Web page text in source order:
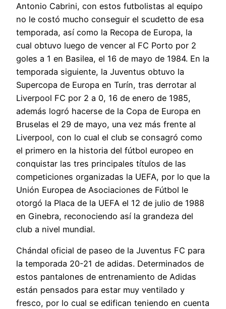
Antonio Cabrini, con estos futbolistas al equipo
no le costó mucho conseguir el scudetto de esa
temporada, así como la Recopa de Europa, la
cual obtuvo luego de vencer al FC Porto por 2
goles a 1 en Basilea, el 16 de mayo de 1984. En la
temporada siguiente, la Juventus obtuvo la
Supercopa de Europa en Turín, tras derrotar al
Liverpool FC por 2 a 0, 16 de enero de 1985,
además logró hacerse de la Copa de Europa en
Bruselas el 29 de mayo, una vez más frente al
Liverpool, con lo cual el club se consagró como
el primero en la historia del fútbol europeo en
conquistar las tres principales títulos de las
competiciones organizadas la UEFA, por lo que la
Unión Europea de Asociaciones de Fútbol le
otorgó la Placa de la UEFA el 12 de julio de 1988
en Ginebra, reconociendo así la grandeza del
club a nivel mundial.
Chándal oficial de paseo de la Juventus FC para
la temporada 20-21 de adidas. Determinados de
estos pantalones de entrenamiento de Adidas
están pensados para estar muy ventilado y
fresco, por lo cual se edifican teniendo en cuenta